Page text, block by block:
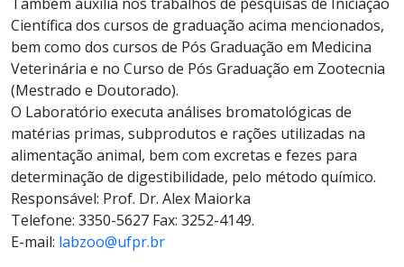
Científica dos cursos de graduação acima mencionados,
bem como dos cursos de Pós Graduação em Medicina
Veterinária e no Curso de Pós Graduação em Zootecnia
(Mestrado e Doutorado).
O Laboratório executa análises bromatológicas de
matérias primas, subprodutos e rações utilizadas na
alimentação animal, bem com excretas e fezes para
determinação de digestibilidade, pelo método químico.
Responsável: Prof. Dr. Alex Maiorka
Telefone: 3350-5627 Fax: 3252-4149.
E-mail: labzoo@ufpr.br